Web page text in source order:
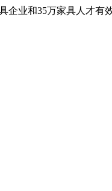
业和35万家具人才有